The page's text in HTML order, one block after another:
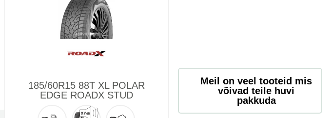
185/60R15 88T XL POLAR
EDGE ROADX STUD
Meil on veel tooteid mis
võivad teile huvi
pakkuda